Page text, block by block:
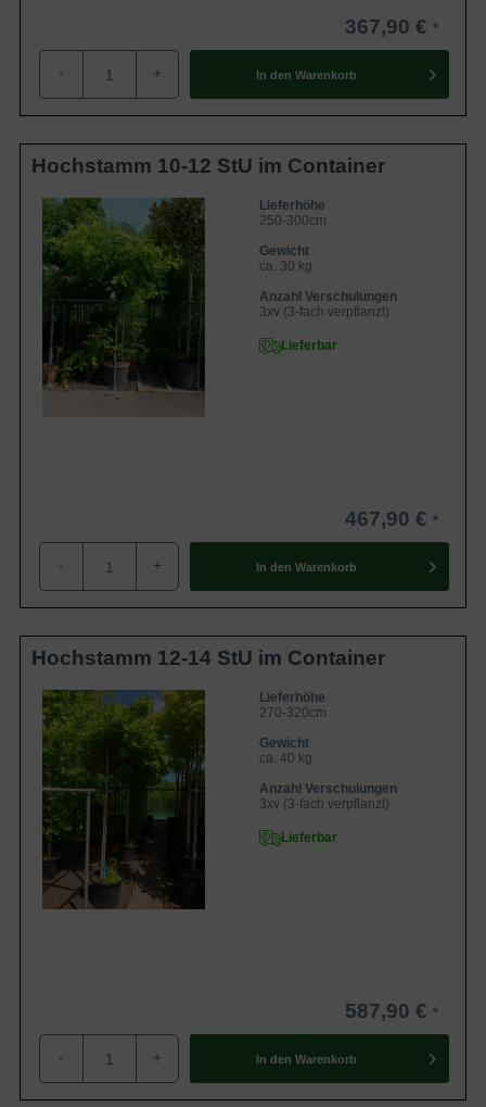
367,90 €
- + In den Warenkorb
Hochstamm 10-12 StU im Container
Lieferhöhe
250-300cm
Gewicht
ca. 30 kg
Anzahl Verschulungen
3xv (3-fach verpflanzt)
Lieferbar
467,90 €
- + In den Warenkorb
Hochstamm 12-14 StU im Container
Lieferhöhe
270-320cm
Gewicht
ca. 40 kg
Anzahl Verschulungen
3xv (3-fach verpflanzt)
Lieferbar
587,90 €
- + In den Warenkorb